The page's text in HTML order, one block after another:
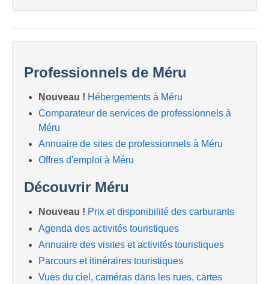
Professionnels de Méru
Nouveau ! Hébergements à Méru
Comparateur de services de professionnels à
Méru
Annuaire de sites de professionnels à Méru
Offres d'emploi à Méru
Découvrir Méru
Nouveau ! Prix et disponibilité des carburants
Agenda des activités touristiques
Annuaire des visites et activités touristiques
Parcours et itinéraires touristiques
Vues du ciel, caméras dans les rues, cartes